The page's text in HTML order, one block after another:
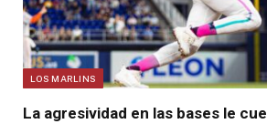
LOS MARLINS
La agresividad en las bases le